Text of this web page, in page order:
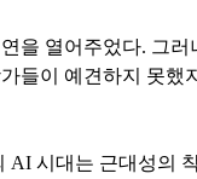
을 열어주었다. 그
들이 예견하지 못
시대는 근대성의